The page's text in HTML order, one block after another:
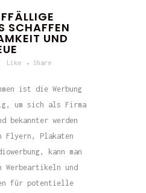
SCHAFFEN
UND
Like Share
ist die Werbung
um sich als Firma
bekannter werden
Flyern, Plakaten
kann man
Werbeartikeln und
für potentielle